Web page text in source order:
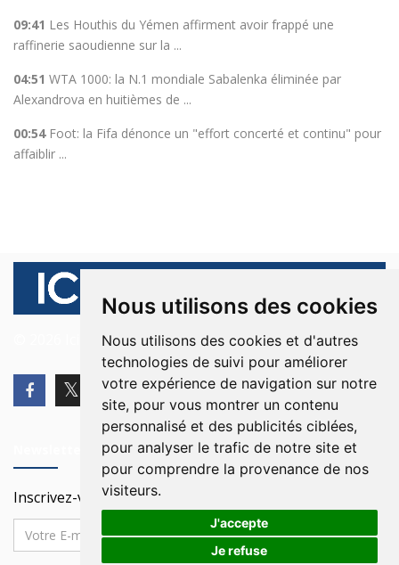
Nous utilisons des cookies
Nous utilisons des cookies et d'autres
technologies de suivi pour améliorer
votre expérience de navigation sur notre
site, pour vous montrer un contenu
personnalisé et des publicités ciblées,
pour analyser le trafic de notre site et
pour comprendre la provenance de nos
visiteurs.
J'accepte
Je refuse
09:41 Les Houthis du Yémen affirment avoir frappé une
raffinerie saoudienne sur la ...
04:51 WTA 1000: la N.1 mondiale Sabalenka éliminée par
Alexandrova en huitièmes de ...
00:54 Foot: la Fifa dénonce un "effort concerté et continu" pour
affaiblir ...
© 2026 Ici Beyrouth. Tous les droits sont réservés.
Inscrivez-vous à notre Newsletter